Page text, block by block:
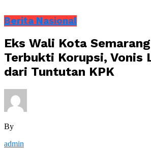
Berita Nasional
Eks Wali Kota
Terbukti Korupsi, Vonis
dari Tuntutan KPK
By
admin